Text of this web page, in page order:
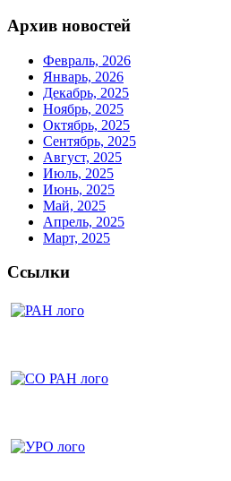
Архив новостей
Февраль, 2026
Январь, 2026
Декабрь, 2025
Ноябрь, 2025
Октябрь, 2025
Сентябрь, 2025
Август, 2025
Июль, 2025
Июнь, 2025
Май, 2025
Апрель, 2025
Март, 2025
Ссылки